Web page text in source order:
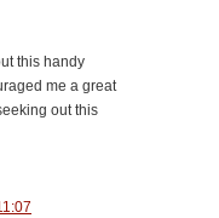
this handy
me a great
out this